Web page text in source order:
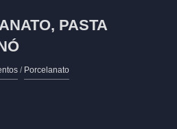
PASTA
/ Porcelanato